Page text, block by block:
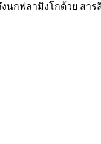
นกฟลามิงโกด้วย สา